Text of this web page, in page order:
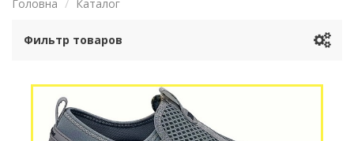
Головна Каталог
Фильтр товаров